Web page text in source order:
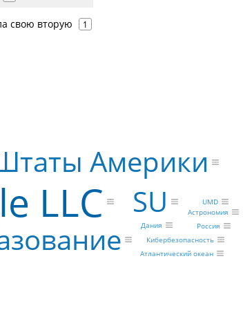
свою вторую 1
LLC
Америки
SU
Кибербезопасность
Дания
Атлантический океан
Россия
Астрономия
UMD